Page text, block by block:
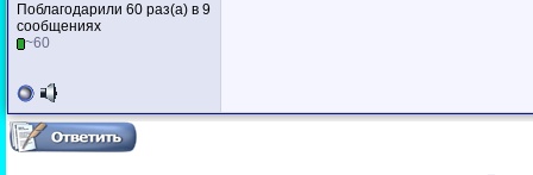
Поблагодарили 60 раз(а) в 9
сообщениях
~60